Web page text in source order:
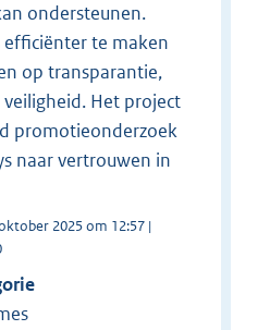
ondersteunen.
efficiënter te maken
op transparantie,
Het project
promotieonderzoek
naar vertrouwen in
2025 om 12:57 |